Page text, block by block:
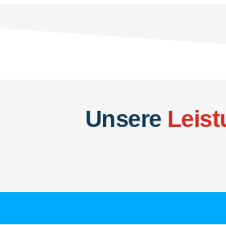
Unsere